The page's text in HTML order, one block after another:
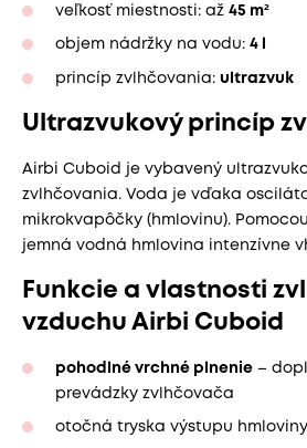
veľkosť miestnosti: až 45 m²
objem nádržky na vodu: 4 l
princíp zvlhčovania: ultrazvuk
Ultrazvukový princíp
Airbi Cuboid je vybavený
zvlhčovania. Voda je vďaka
mikrokvapôčky (hmlovinu).
jemná vodná hmlovina intenzívne
Funkcie a vlastnosti
vzduchu Airbi Cuboid
pohodlné vrchné plnenie –
prevádzky zvlhčovača
otočná tryska výstupu hmloviny